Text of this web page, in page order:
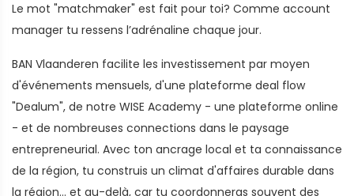
Le mot "matchmaker" est fait pour toi? Comme account
manager tu ressens l’adrénaline chaque jour.
BAN Vlaanderen facilite les investissement par moyen
d'événements mensuels, d'une plateforme deal flow
"Dealum", de notre WISE Academy - une plateforme online
- et de nombreuses connections dans le paysage
entrepreneurial. Avec ton ancrage local et ta connaissance
de la région, tu construis un climat d'affaires durable dans
la région… et au-delà, car tu coordonneras souvent des